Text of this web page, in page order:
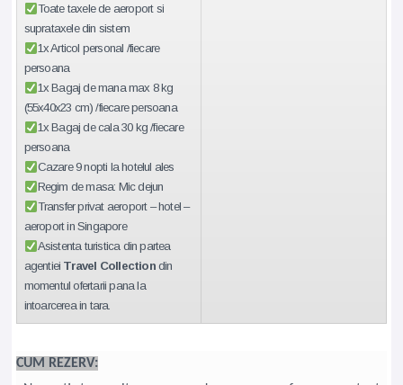
Toate taxele de aeroport si
suprataxele din sistem
1x Articol personal /fiecare
persoana
1x Bagaj de mana max 8 kg
(55x40x23 cm) /fiecare persoana
1x Bagaj de cala 30 kg /fiecare
persoana
Cazare 9 nopti la hotelul ales
Regim de masa: Mic dejun
Transfer privat aeroport – hotel –
aeroport in Singapore
Asistenta turistica din partea
agentiei Travel Collectiondin
momentul ofertarii pana la
intoarcerea in tara.
CUM REZERV: